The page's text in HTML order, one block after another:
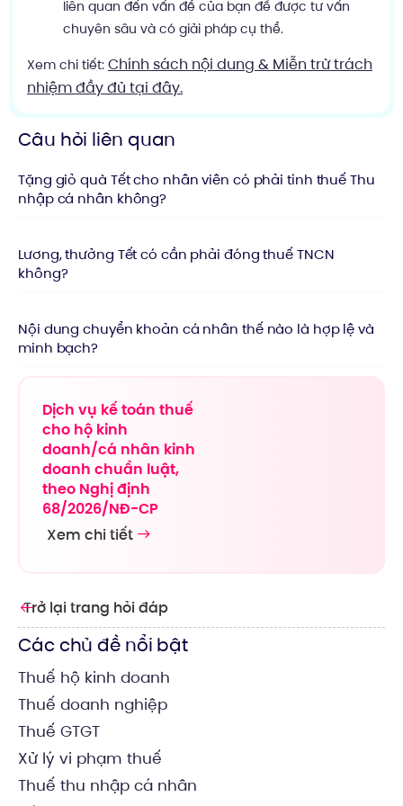
Trở lại trang hỏi đáp
Các chủ đề nổi bật
Thuế hộ kinh doanh
Thuế doanh nghiệp
Thuế GTGT
Xử lý vi phạm thuế
Thuế thu nhập cá nhân
liên quan đến vấn đề của bạn để được tư vấn
chuyên sâu và có giải pháp cụ thể.
Xem chi tiết: Chính sách nội dung & Miễn trừ trách
nhiệm đầy đủ tại đây.
Câu hỏi liên quan
Tặng giỏ quà Tết cho nhân viên có phải tính thuế Thu
nhập cá nhân không?
Lương, thưởng Tết có cần phải đóng thuế TNCN
không?
Nội dung chuyển khoản cá nhân thế nào là hợp lệ và
minh bạch?
Dịch vụ kế toán thuế
cho hộ kinh
doanh/cá nhân kinh
doanh chuẩn luật,
theo Nghị định
68/2026/NĐ-CP
Xem chi tiết